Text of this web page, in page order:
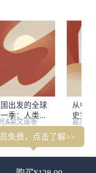
免费，点击了解>>
出发的全球
季：人类文
同起点
&梁文道等
从中
史第
移民
葛兆光
1. 大航海的开端｜要